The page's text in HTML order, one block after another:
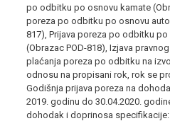
po odbitku po osnovu kamate
poreza po odbitku po osnovu
817), Prijava poreza po odbitku
(Obrazac POD-818), Izjava
plaćanja poreza po odbitku na
odnosu na propisani rok, rok se
Godišnja prijava poreza na
2019. godinu do 30.04.2020.
dohodak i doprinosa specifikacije: